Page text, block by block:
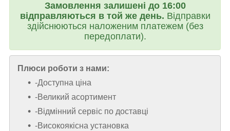
Замовлення залишені до 16:00
відправляються в той же день. Відправки
здійснюються наложеним платежем (без
передоплати).
Плюси роботи з нами:
-Доступна ціна
-Великий асортимент
-Відмінний сервіс по доставці
-Високоякісна установка